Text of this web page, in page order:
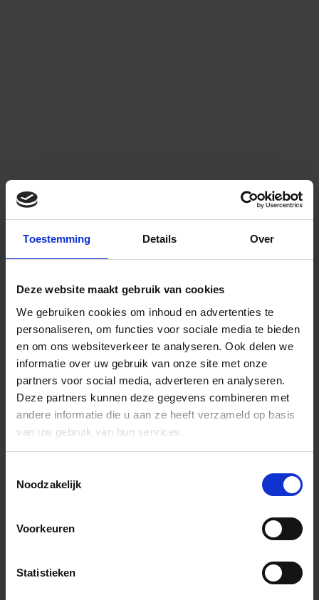
Toestemming Details Over
Deze website maakt gebruik van cookies
We gebruiken cookies om inhoud en advertenties te
personaliseren, om functies voor sociale media te bieden
en om ons websiteverkeer te analyseren. Ook delen we
informatie over uw gebruik van onze site met onze
partners voor social media, adverteren en analyseren.
Deze partners kunnen deze gegevens combineren met
andere informatie die u aan ze heeft verzameld op basis
van uw gebruik van hun services.
Noodzakelijk
Voorkeuren
Statistieken
Algemene informatie